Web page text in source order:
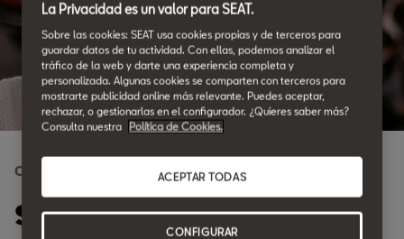
Conectividad total
SEAT CONNECT.
La Privacidad es un valor para SEAT.
Sobre las cookies: SEAT usa cookies propias y de terceros para
guardar datos de tu actividad. Con ellas, podemos analizar el
tráfico de la web y darte una experiencia completa y
personalizada. Algunas cookies se comparten con terceros para
mostrarte publicidad online más relevante. Puedes aceptar,
rechazar, o gestionarlas en el configurador. ¿Quieres saber más?
Consulta nuestra
Política de Cookies.
ACEPTAR TODAS
CONFIGURAR